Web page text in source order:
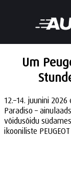
Um
12.–14. juunini 2026
Paradiso –
võidusõidu
ikooniliste